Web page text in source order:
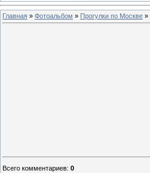
Главная » Фотоальбом » Прогулки по Москве »
Всего комментариев: 0